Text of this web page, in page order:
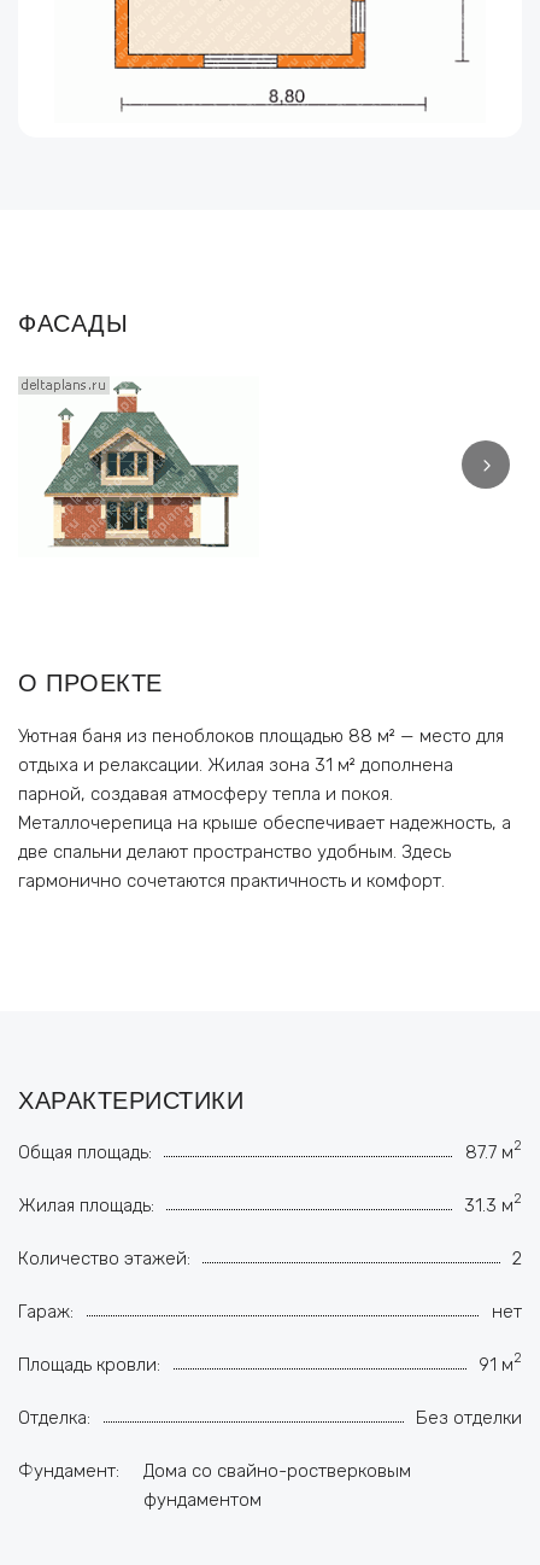
ФАСАДЫ
О ПРОЕКТЕ
Уютная баня из пеноблоков площадью 88 м² — место для
отдыха и релаксации. Жилая зона 31 м² дополнена
парной, создавая атмосферу тепла и покоя.
Металлочерепица на крыше обеспечивает надежность, а
две спальни делают пространство удобным. Здесь
гармонично сочетаются практичность и комфорт.
ХАРАКТЕРИСТИКИ
Общая площадь: 87.7 м2
Жилая площадь: 31.3 м2
Количество этажей: 2
Гараж: нет
Площадь кровли: 91 м2
Отделка: Без отделки
Фундамент:
Дома со свайно-ростверковым
фундаментом